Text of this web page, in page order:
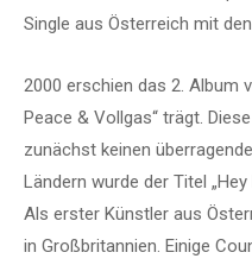
Single aus Österreich mit
2000 erschien das 2. Album
Peace & Vollgas“ trägt.
zunächst keinen
Ländern wurde der Titel
Als erster Künstler aus
in Großbritannien. Einige